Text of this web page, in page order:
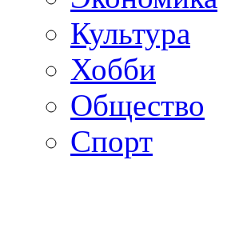
Культура
Хобби
Общество
Спорт